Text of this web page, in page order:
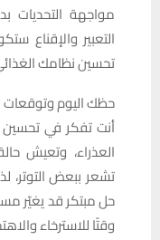
مواجهة التحديات
التعبير والإقناع
تحسين نظامك
حظك اليوم وتوقعات برج
أنت تفكر في تحسين
العذراء، وتعيش
تشعر ببعض التوتر،
حل مبتكر قد يغيّر
وقتًا للاسترخاء